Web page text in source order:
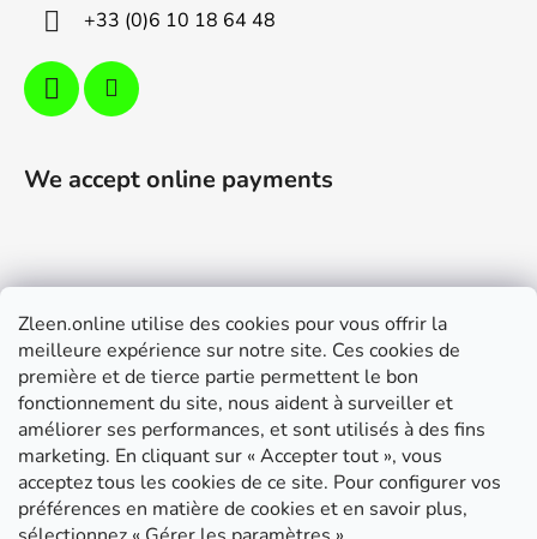
Zleen.online utilise des cookies pour vous offrir la
meilleure expérience sur notre site. Ces cookies de
première et de tierce partie permettent le bon
fonctionnement du site, nous aident à surveiller et
améliorer ses performances, et sont utilisés à des fins
marketing. En cliquant sur « Accepter tout », vous
acceptez tous les cookies de ce site. Pour configurer vos
préférences en matière de cookies et en savoir plus,
+33 (0)6 10 18 64 48
We accept online payments
Support
Modalités de livraison et paiement
Conditions générales de ventes
RGPD
Instructions de montage